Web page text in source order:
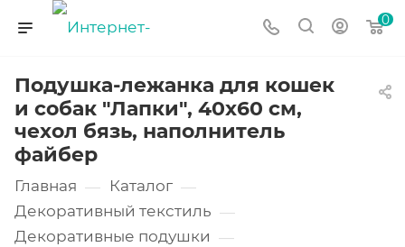
0
Подушка-лежанка для кошек
и собак "Лапки", 40х60 см,
чехол бязь, наполнитель
файбер
Главная — Каталог —
Декоративный текстиль —
Декоративные подушки —